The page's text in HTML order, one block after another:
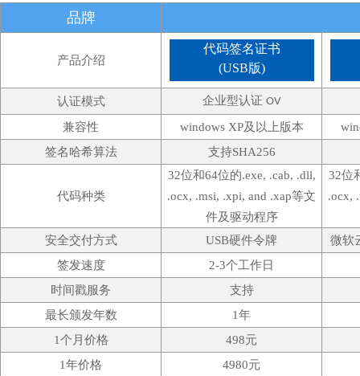
品牌
产品介绍
代码签名证书
(USB版)
认证模式 企业型认证 OV
兼容性 windows XP及以上版本
签名哈希算法
支持SHA256
代码种类
32位和64位的.exe, .cab, .dll,
.ocx, .msi, .xpi, and .xap等文
件及驱动程序
32位
.ocx,
安全交付方式 USB硬件令牌
微软
签发速度
2-3个工作日
时间戳服务
支持
最长颁发年数
1年
1个月价格
498元
1年价格
4980元